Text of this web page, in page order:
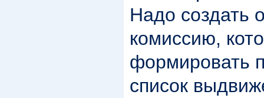
Надо создать
комиссию,
формировать
список